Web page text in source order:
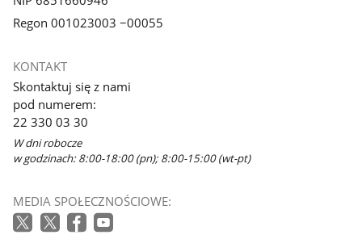
Regon 001023003 −00055
KONTAKT
Skontaktuj się z nami
pod numerem:
22 330 03 30
W dni robocze
w godzinach: 8:00-18:00 (pn); 8:00-15:00 (wt-pt)
MEDIA SPOŁECZNOŚCIOWE: